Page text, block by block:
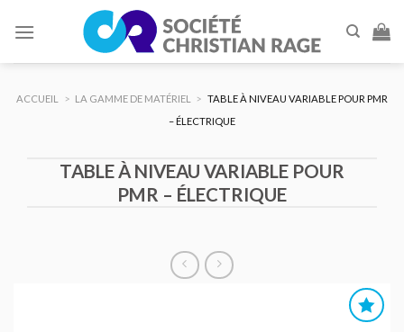
ACCUEIL > LA GAMME DE MATÉRIEL > TABLE À NIVEAU VARIABLE POUR PMR
– ÉLECTRIQUE
TABLE À NIVEAU VARIABLE POUR
PMR – ÉLECTRIQUE